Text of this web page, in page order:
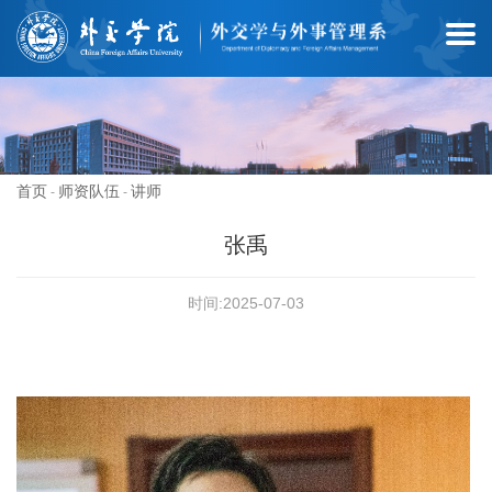
首页 - 师资队伍 - 讲师
张禹
时间:2025-07-03